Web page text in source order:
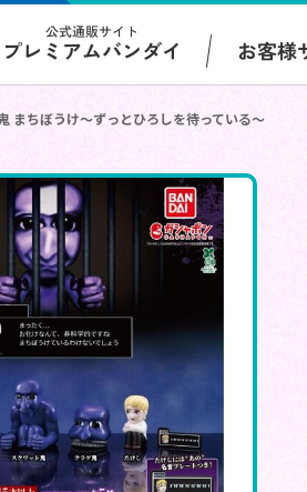
公式通販サイト
プレミアムバンダイ お客様
まちぼうけ～ずっとひろしを待っている～